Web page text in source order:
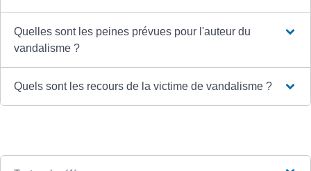
Quelles sont les peines prévues pour l'auteur du
vandalisme ?
Quels sont les recours de la victime de vandalisme ?